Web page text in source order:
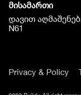
მისამართი
დავით
N61
Privacy & Policy